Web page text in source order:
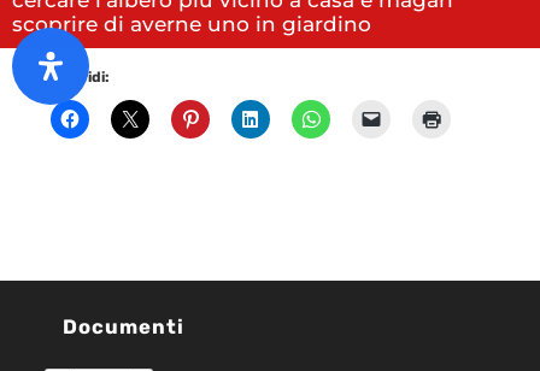
scoprire di averne uno in giardino
Condividi:
Documenti